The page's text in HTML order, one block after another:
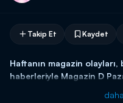
Takip Et Kaydet
Haftanın magazin
haberleriyle Magazin D